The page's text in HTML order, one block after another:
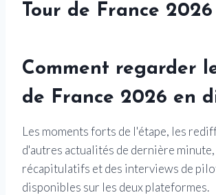
Tour de France 2026
Comment regarder
de France 2026 en
Les moments forts de l'étape, les
d'autres actualités de dernière
récapitulatifs et des interviews de
disponibles sur les deux plateformes.